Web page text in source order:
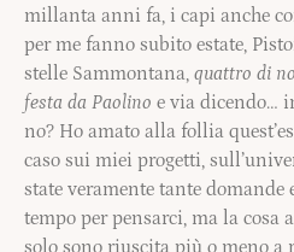
millanta anni fa, i capi anche
per me fanno subito estate,
stelle Sammontana, quattro di
festa da Paolino e via dicendo…
no? Ho amato alla follia
caso sui miei progetti,
state veramente tante domande
tempo per pensarci, ma la cosa
solo sono riuscita più o meno a